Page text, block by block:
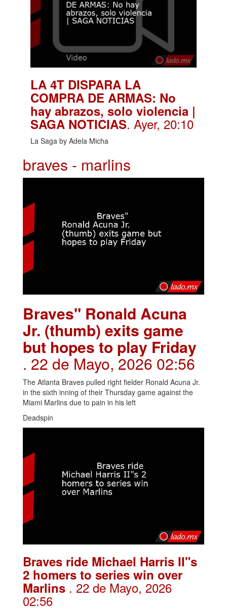
LA 4T DISPARA LA
COMPRA DE ARMAS: No
hay abrazos, solo violencia |
SAGA NOTICIAS. Ayer, 20:10
La Saga by Adela Micha
braves - marlins
Braves" Ronald Acuna
Jr. (thumb) exits game
but hopes to play Friday
. 22 de Mayo, 2026 02:56
The Atlanta Braves pulled right fielder Ronald Acuna Jr.
in the sixth inning of their Thursday game against the
Miami Marlins due to pain in his left
Deadspin
Braves ride Michael Harris II"s
2 homers to series win over
Marlins . 22 de Mayo, 2026
02:56